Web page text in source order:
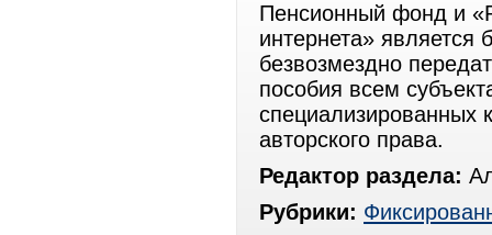
Пенсионный фонд и
интернета» является
безвозмездно
пособия всем
специализированных
авторского права.
Редактор раздела:
Рубрики: